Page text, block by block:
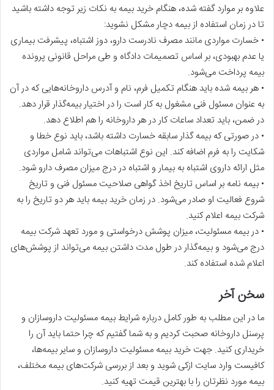
علاوه بر موارد گفته شده، هنگام خرید بیمه به نکات زیر توجه داشته باشید
تا در زمان استفاده از بیمه دچار مشکل نشوید:
• خسارت مواردی مانند مصرف نادرست دارو، دوز اشتباه، پیشرفت بیماری
یا عدم بهبودی، بر اساس تصمیمات دادگاه و طی مراحل قانونی پرونده
بیمه پرداخت می‌شود.
• هر بیمه شده باید هنگام تکمیل فرم، نام و آدرس داروخانه‌هایی که در آن
به عنوان مسئول فنی مشغول به کار است را در اختیار بیمه‌گذار قرار دهد.
در ضمن، باید تعداد ساعات کار در هر داروخانه را هم اطلاع دهد.
• در صورتی که بیمه گذار سابقه خسارت داشته باشد، باید نوع خطا و
شکایت را به فرم اضافه کند. این نوع اشتباهات می‌تواند شامل مواردی
مثل ارائه داروی اشتباه به بیمار و اشتباه در درج میزان مصرف دارو شود.
• بیمه نامه بر اساس تاریخ اخذ گواهی صلاحیت مسئول فنی و تاریخ
شروع فعالیت او صادر می‌شود. در زمان خرید بیمه باید هر دو تاریخ را به
شرکت بیمه اعلام کنید.
• در بیمه مسئولیت، میزان پوشش درخواستی و مورد تعهد شرکت بیمه
درج می‌شود و بیمه‌گذار در طول مدت داشتن بیمه می‌تواند از پوشش‌های
اعلام شده استفاده کند.
سخن آخر
ما در این مطلب به طور کامل درباره شرایط بیمه مسئولیت داروسازان و
پرسنل داروخانه صحبت کردیم و به شما گفتیم که چرا حتما باید آن را
خریداری کنید. جهت خرید بیمه مسئولیت داروسازان و سایر بیمه‌ها،
کافیست وارد سایت ازکی شوید و بعد از بررسی شرکت‌های بیمه مختلف،
بیمه مورد نظرتان را با بهترین قیمت تهیه کنید.